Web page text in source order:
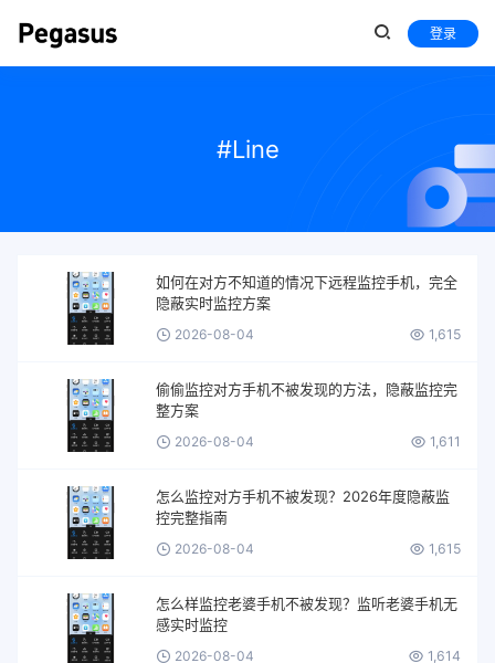
登录
#Line
如何在对方不知道的情况下远程监控手机，完全
隐蔽实时监控方案
2026-08-04 1,615
偷偷监控对方手机不被发现的方法，隐蔽监控完
整方案
2026-08-04 1,611
怎么监控对方手机不被发现？2026年度隐蔽监
控完整指南
2026-08-04 1,615
怎么样监控老婆手机不被发现？监听老婆手机无
感实时监控
2026-08-04 1,614